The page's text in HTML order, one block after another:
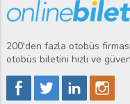
200'den fazla otobüs
otobüs biletini hızlı ve